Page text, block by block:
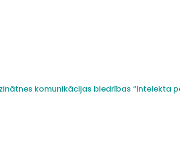
komunikācijas biedrības “Intelekta